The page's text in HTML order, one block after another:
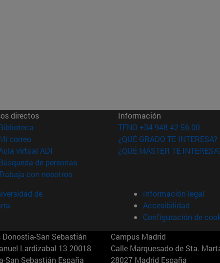
directos
(abre en nueva ventana)
correo(abre en nueva ventana)
virtual ADI (abre en nueva ventana)
de personas(abre en nueva ventana)
con nosotros(abre en nueva ventana)
Información
TFNO +34 948 42 56 00
¿QUÉ GRADO TE INTERESA?
¿QUÉ MÁSTER TE
de
Información legal
Accesibilidad
Configuración de
Donostia-San Sebastián
Lardizabal 13 20018
San Sebastián España
Campus Madrid
Calle Marquesado de Sta.
28027 Madrid España